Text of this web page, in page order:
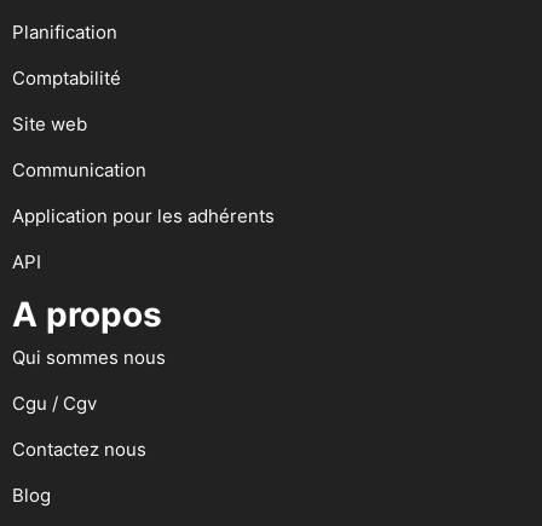
Planification
Comptabilité
Site web
Communication
Application pour les adhérents
API
A propos
Qui sommes nous
Cgu / Cgv
Contactez nous
Blog